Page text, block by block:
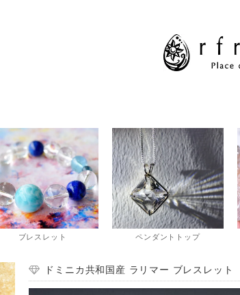
ブレスレット ペンダントトップ
ドミニカ共和国産 ラリマー ブレスレット